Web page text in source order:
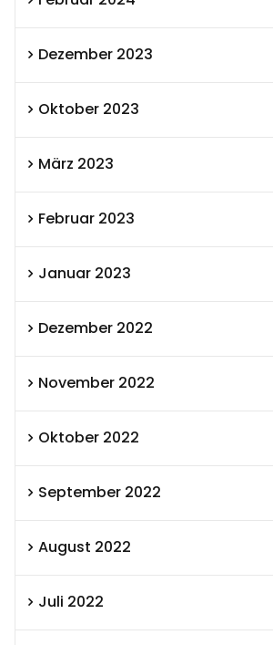
Dezember 2023
Oktober 2023
März 2023
Februar 2023
Januar 2023
Dezember 2022
November 2022
Oktober 2022
September 2022
August 2022
Juli 2022